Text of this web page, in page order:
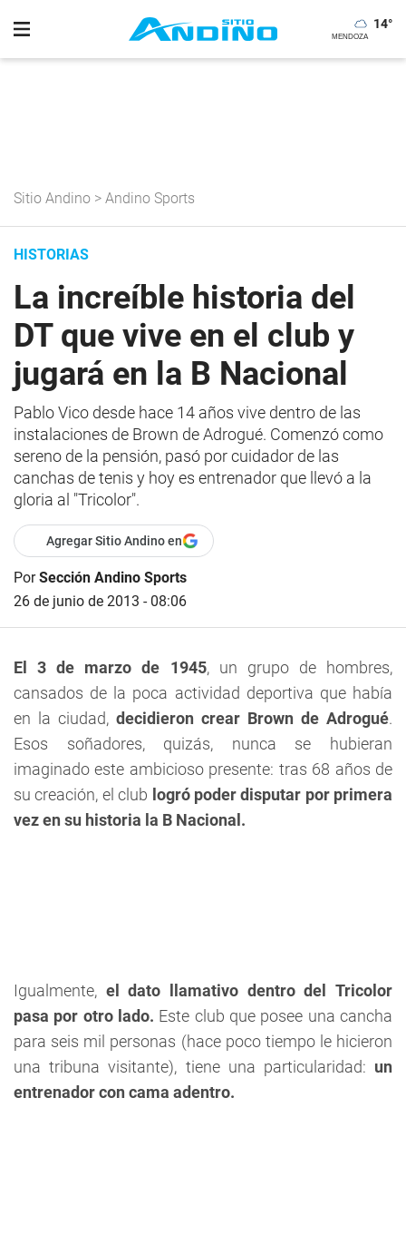
14°
Sitio Andino > Andino Sports
HISTORIAS
La increíble historia del
DT que vive en el club y
jugará en la B Nacional
Pablo Vico desde hace 14 años vive dentro de las
instalaciones de Brown de Adrogué. Comenzó como
sereno de la pensión, pasó por cuidador de las
canchas de tenis y hoy es entrenador que llevó a la
gloria al "Tricolor".
Agregar Sitio Andino en
PorSección Andino Sports
26 de junio de 2013 - 08:06
El 3 de marzo de 1945, un grupo de hombres,
cansados de la poca actividad deportiva que había
en la ciudad, decidieron crear Brown de Adrogué.
Esos soñadores, quizás, nunca se hubieran
imaginado este ambicioso presente: tras 68 años de
su creación, el club logró poder disputar por primera
vez en su historia la B Nacional.
Igualmente, el dato llamativo dentro del Tricolor
pasa por otro lado. Este club que posee una cancha
para seis mil personas (hace poco tiempo le hicieron
una tribuna visitante), tiene una particularidad: un
entrenador con cama adentro.